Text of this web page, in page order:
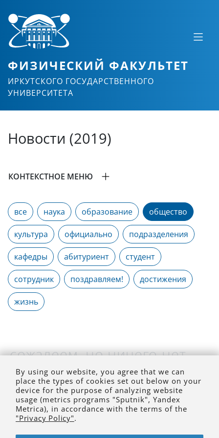
ФИЗИЧЕСКИЙ ФАКУЛЬТЕТ
ИРКУТСКОГО ГОСУДАРСТВЕННОГО
УНИВЕРСИТЕТА
Новости (2019)
КОНТЕКСТНОЕ МЕНЮ
все наука образование общество
культура официально подразделения
кафедры абитуриент студент
сотрудник поздравляем! достижения
жизнь
сожалеем, но ничего нет
(на выбранное время)
By using our website, you agree that we can
place the types of cookies set out below on your
device for the purpose of analyzing website
usage (metrics programs "Sputnik", Yandex
Metrica), in accordance with the terms of the
"Privacy Policy".